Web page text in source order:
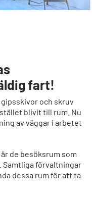
fart!
och skruv
blivit till rum. Nu
av väggar i arbetet
de besöksrum som
förvaltningar
dessa rum för att ta